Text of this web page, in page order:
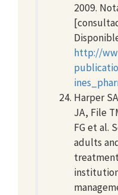
2009.
http://
Harper
JA, File
FG et al.
adults